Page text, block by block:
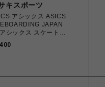
キスポーツ
アシックス ASICS
JAPAN
シックス スケートボ
White 26.0㎝～28.5㎝